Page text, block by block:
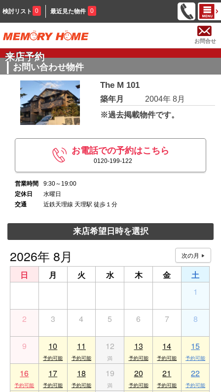
検討リスト 0 最近見た物件 0
お問合せ
来店予約
お問い合わせ物件
The M 101
築年月
2004年 8月
※過去掲載物件です。
お電話での予約はこちら
0120-199-122
営業時間
9:30～19:00
定休日
水曜日
交通
近鉄天理線 天理駅 徒歩１分
来店希望日時を選択
2026年 8月
日 月 火 水 木 金
土
1
2 3 4 5 6 7 8
9 10 11 12 13 14 15
16 17 18 19 20 21 22